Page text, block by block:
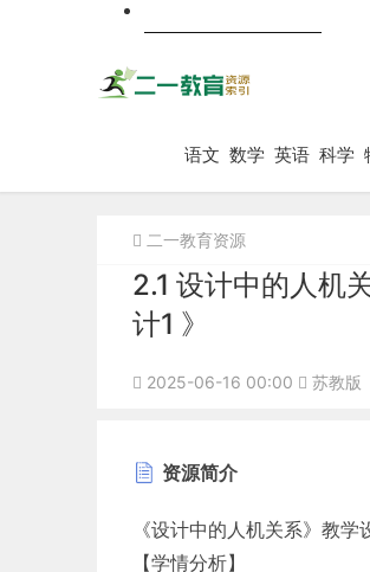
语文 数学 英语 科学
二一教育资源
2.1 设计中的人机
计1 》
2025-06-16 00:00 苏教版
资源简介
《设计中的人机关系》教学
【学情分析】